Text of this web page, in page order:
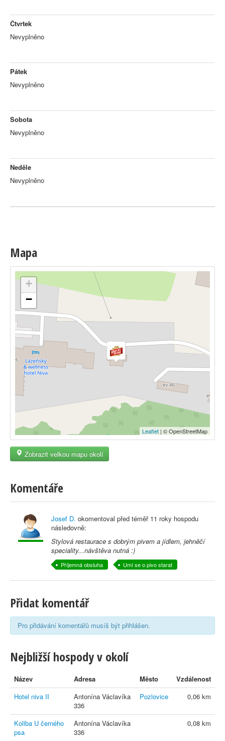
Čtvrtek
Nevyplněno
Pátek
Nevyplněno
Sobota
Nevyplněno
Neděle
Nevyplněno
Mapa
+
−
Leaflet | © OpenStreetMap
Zobrazit velkou mapu okolí
Komentáře
Josef D. okomentoval před téměř 11 roky hospodu
následovně:
Stylová restaurace s dobrým pivem a jídlem, jehněčí
speciality...návštěva nutná :)
Příjemná obsluha Umí se o pivo starat
Přidat komentář
Pro přidávání komentářů musíš být přihlášen.
Nejbližší hospody v okolí
Název Adresa Město
Vzdálenost
Hotel niva II
Antonína Václavíka
336
Pozlovice 0,06 km
Koliba U černého
psa
Antonína Václavíka
336
0,08 km